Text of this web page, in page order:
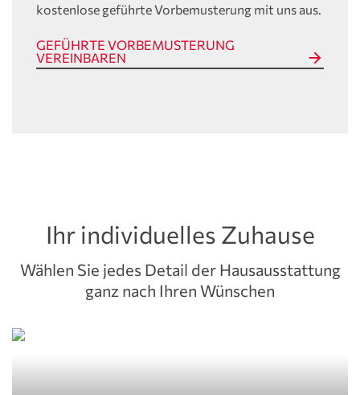
kostenlose geführte Vorbemusterung mit uns aus.
GEFÜHRTE VORBEMUSTERUNG
VEREINBAREN
Wählen Sie jedes Detail der Hausausstattung
ganz nach Ihren Wünschen
Ihr individuelles Zuhause